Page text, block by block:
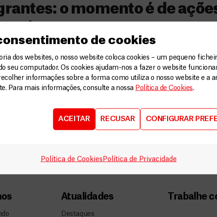
de cookies
dos websites, o nosso website coloca cookies – um pequeno
seu computador. Os cookies ajudam-nos a fazer o website
informações sobre a forma como utiliza o nosso website e a
Para mais informações, consulte a nossa Política de Cookies.
ACEITAR RECUSAR CONFIGURAR
Política de Cookies Política de Privacidade
o momento é de
19 de setembro, durante a Assembleia Geral
foi realizada a primeira cúpula sobre
A declaração aprovada pelos países-
uma resposta mais coordenada, mais
às populações em movimento, mas
os objetivos grandiosos da declaração […]
Atualidades
Destaques
Trabalhe